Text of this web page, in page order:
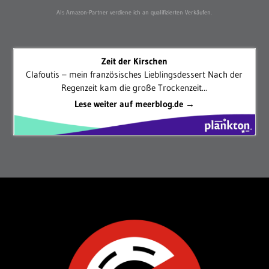
Als Amazon-Partner verdiene ich an qualifizierten Verkäufen.
Zeit der Kirschen
Clafoutis – mein französisches Lieblingsdessert Nach der
Regenzeit kam die große Trockenzeit...
Lese weiter auf meerblog.de →